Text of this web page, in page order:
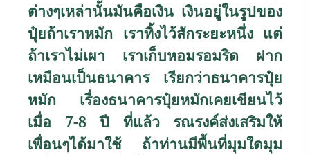
ต่างๆเหล่านั้นมันคือเงิน เงินอยู่ในรูปของ
ปุ๋ยถ้าเราหมัก เราทิ้งไว้สักระยะหนึ่ง แต่
ถ้าเราไม่เผา เราเก็บหอมรอมริด ฝาก
เหมือนเป็นธนาคาร เรียกว่าธนาคารปุ๋ย
หมัก เรื่องธนาคารปุ๋ยหมักเคยเขียนไว้
เมื่อ 7-8 ปี ที่แล้ว รณรงค์ส่งเสริมให้
เพื่อนๆได้มาใช้ ถ้าท่านมีพื้นที่มุมใดมุม